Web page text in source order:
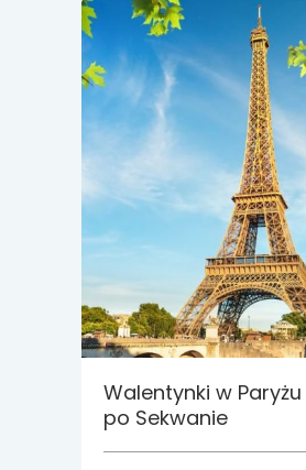
Walentynki w
po Sekwanie